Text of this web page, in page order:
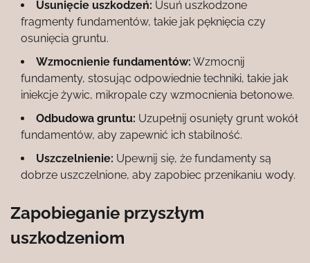
Usunięcie uszkodzeń: Usuń uszkodzone
fragmenty fundamentów, takie jak pęknięcia czy
osunięcia gruntu.
Wzmocnienie fundamentów: Wzmocnij
fundamenty, stosując odpowiednie techniki, takie jak
iniekcje żywic, mikropale czy wzmocnienia betonowe.
Odbudowa gruntu: Uzupełnij osunięty grunt wokół
fundamentów, aby zapewnić ich stabilność.
Uszczelnienie: Upewnij się, że fundamenty są
dobrze uszczelnione, aby zapobiec przenikaniu wody.
Zapobieganie przyszłym
uszkodzeniom